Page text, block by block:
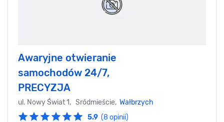
Awaryjne otwieranie
samochodów 24/7,
PRECYZJA
ul. Nowy Świat 1, Sródmieście, Wałbrzych
5.9 (8 opinii)